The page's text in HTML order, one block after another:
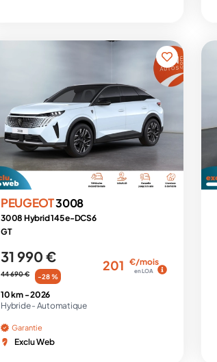
PEUGEOT3008
3008 Hybrid 145 e-DCS6
GT
31 990 €
44 690 € -28 %
201 €/mois
en LOA
10 km -2026
Hybride - Automatique
Garantie
Exclu Web